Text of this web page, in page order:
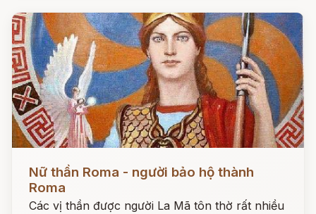
Nữ thần Roma - người bảo hộ thành
Roma
Các vị thần được người La Mã tôn thờ rất nhiều